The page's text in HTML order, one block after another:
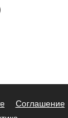
Соглашение